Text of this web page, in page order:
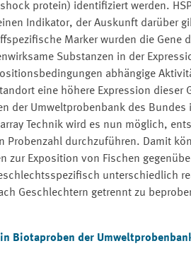
protein) identifiziert werden.
Indikator, der Auskunft darüber
Marker wurden die
Substanzen in der
abhängige
eine höhere Expression
der Umweltprobenbank des
Technik wird es nun möglich,
Probenzahl durchzuführen. Damit
zur Exposition von Fischen
unterschiedlich
Geschlechtern getrennt zu
Biotaproben der